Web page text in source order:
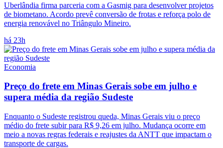
Uberlândia firma parceria com a Gasmig para desenvolver projetos
de biometano. Acordo prevê conversão de frotas e reforça polo de
energia renovável no Triângulo Mineiro.
há 23h
Economia
Preço do frete em Minas Gerais sobe em julho e
supera média da região Sudeste
Enquanto o Sudeste registrou queda, Minas Gerais viu o preço
médio do frete subir para R$ 9,26 em julho. Mudança ocorre em
meio a novas regras federais e reajustes da ANTT que impactam o
transporte de cargas.